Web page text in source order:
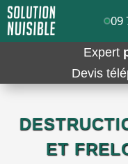
Expert
Devis
ET
09